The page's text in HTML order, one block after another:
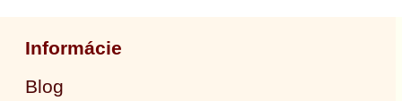
Informácie
Blog